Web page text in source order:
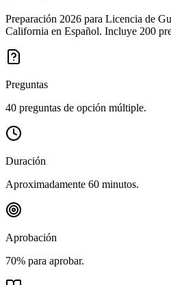
Preparación 2026 para Licencia de
California en Español. Incluye 200
Preguntas
40 preguntas de opción múltiple.
Duración
Aproximadamente 60 minutos.
Aprobación
70% para aprobar.